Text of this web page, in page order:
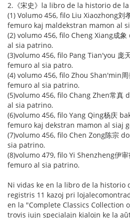
2.《宋史》la libro de la historio de
(1) Volumo 456, filo Liu Xiaozhong刘
femuro kaj maldekstran mamon al
(2) volumo 456, filo Cheng Xiang成
al sia patrino.
(3)volumo 456, filo Pang Tian'you 庞
femuro al sia patro.
(4) volumo 456, filo Zhou Shan'min
femuro al sia patrino.
(5)volumo 456, filo Chang Zhen常真
al sia patrino.
(6)volumo 456, filo Yang Qing杨庆
femuro kaj dekstran mamon al siaj
(7)volumo 456, filo Chen Zong陈宗
sia patrino.
(8)volumo 479, filo Yi Shenzheng伊
femuro al sia patrino.
Ni vidas ke en la libro de la historio
registris 11 kazoj pri
en la "Complete Classics Collection
trovis iujn specialajn kialojn ke la